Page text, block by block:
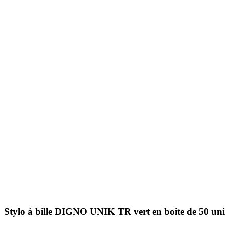
Stylo à bille DIGNO UNIK TR vert en boite de 50